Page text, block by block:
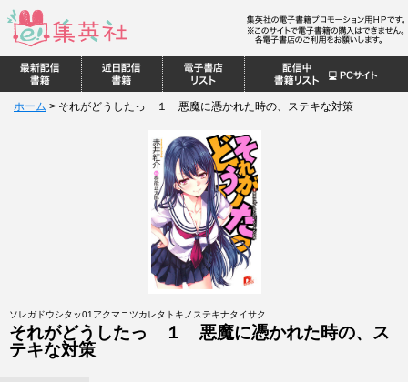
ホーム > それがどうしたっ １ 悪魔に憑かれた時の、ステキな対策
ソレガドウシタッ01アクマニツカレタトキノステキナタイサク
それがどうしたっ １ 悪魔に憑かれた時の、ス
テキな対策